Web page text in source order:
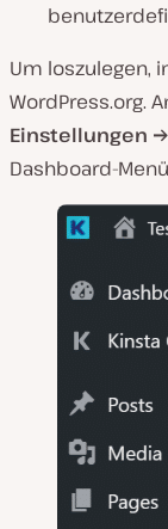
Um loszulegen,
WordPress.org.
Einstellungen →
Dashboard-